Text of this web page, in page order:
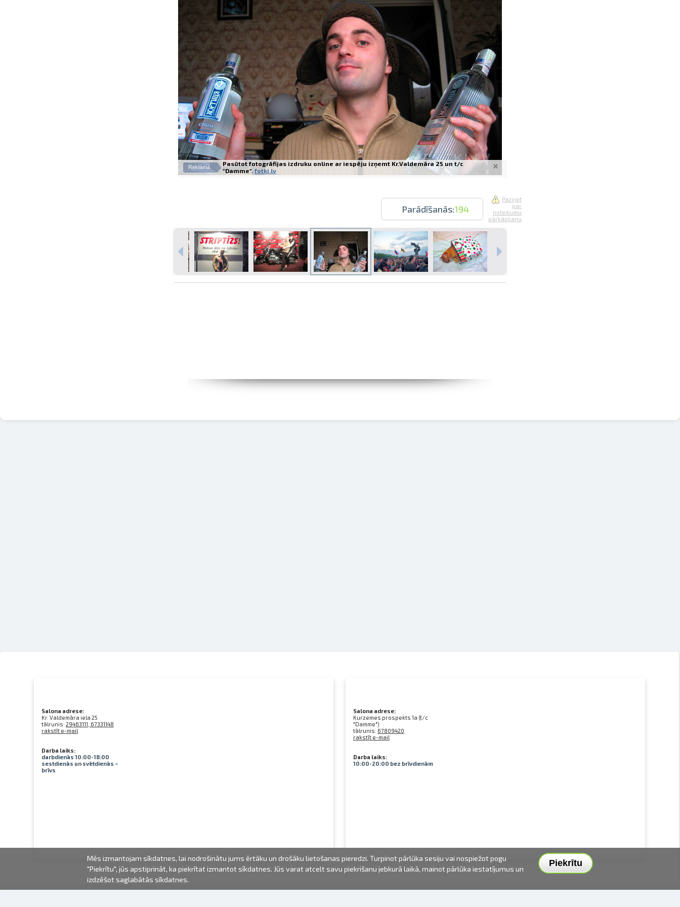
Izdrukas 1h laikā Rīgā – pasūtiet tiešsaistē
Dažādi formāti un papīra veidi jūsu foto
Piegāde visā Latvijā vai saņemšana klātienē
Reklāma
Pasūtot fotogrāfijas izdruku online ar iespēju izņemt Kr.Valdemāra 25 un t/c
"Damme". fotki.lv
Parādīšanās:194
Paziņot
par
noteikumu
pārkāpšanu
Salona adrese:
Kr. Valdemāra iela 25
tālrunis: 29463111, 67331148
rakstīt e-mail
Darba laiks:
darbdienās 10:00-18:00
sestdienās un svētdienās –
brīvs
Salona adrese:
Kurzemes prospekts 1a (t/c
"Damme")
tālrunis: 67809420
rakstīt e-mail
Darba laiks:
10:00-20:00 bez brīvdienām
Piekrītu
Mēs izmantojam sīkdatnes, lai nodrošinātu jums ērtāku un drošāku lietošanas pieredzi. Turpinot pārlūka sesiju vai nospiežot pogu
"Piekrītu", jūs apstiprināt, ka piekrītat izmantot sīkdatnes. Jūs varat atcelt savu piekrišanu jebkurā laikā, mainot pārlūka iestatījumus un
izdzēšot saglabātās sīkdatnes.